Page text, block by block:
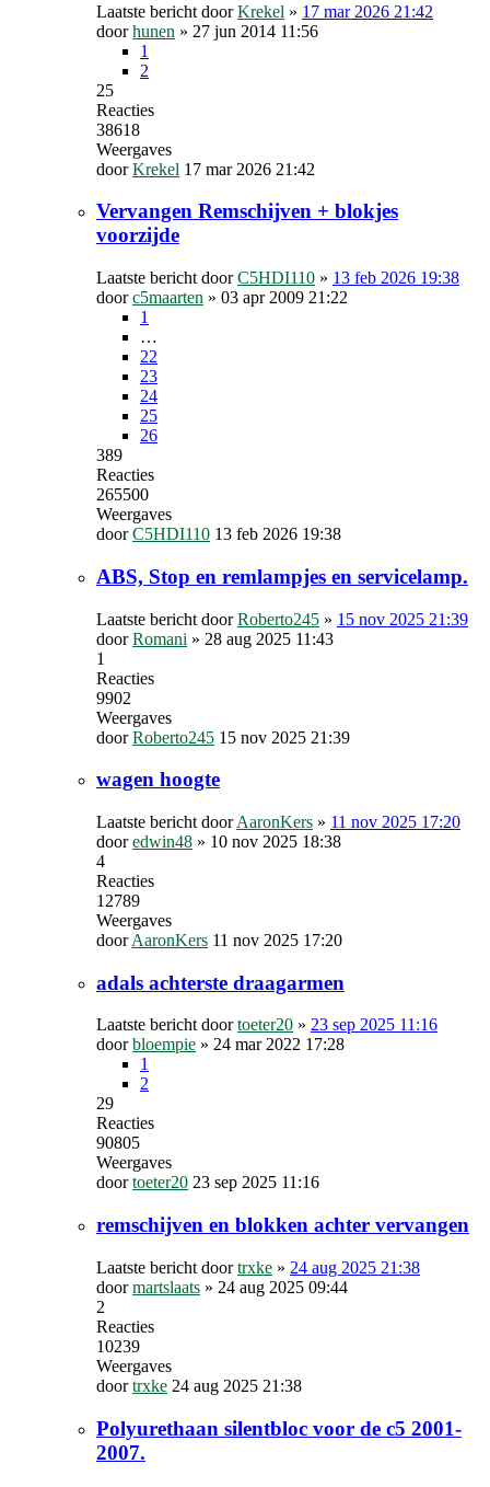
Laatste bericht doorKrekel » 17 mar 2026 21:42
doorhunen » 27 jun 2014 11:56
1
2
25
Reacties
38618
Weergaves
doorKrekel 17 mar 2026 21:42
Vervangen Remschijven + blokjes
voorzijde
Laatste bericht doorC5HDI110 » 13 feb 2026 19:38
doorc5maarten » 03 apr 2009 21:22
1
…
22
23
24
25
26
389
Reacties
265500
Weergaves
doorC5HDI110 13 feb 2026 19:38
ABS, Stop en remlampjes en servicelamp.
Laatste bericht doorRoberto245 » 15 nov 2025 21:39
doorRomani » 28 aug 2025 11:43
1
Reacties
9902
Weergaves
doorRoberto245 15 nov 2025 21:39
wagen hoogte
Laatste bericht doorAaronKers » 11 nov 2025 17:20
dooredwin48 » 10 nov 2025 18:38
4
Reacties
12789
Weergaves
doorAaronKers 11 nov 2025 17:20
adals achterste draagarmen
Laatste bericht doortoeter20 » 23 sep 2025 11:16
doorbloempie » 24 mar 2022 17:28
1
2
29
Reacties
90805
Weergaves
doortoeter20 23 sep 2025 11:16
remschijven en blokken achter vervangen
Laatste bericht doortrxke » 24 aug 2025 21:38
doormartslaats » 24 aug 2025 09:44
2
Reacties
10239
Weergaves
doortrxke 24 aug 2025 21:38
Polyurethaan silentbloc voor de c5 2001-
2007.